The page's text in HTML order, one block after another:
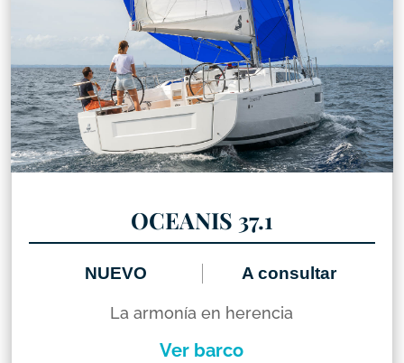
OCEANIS 37.1
NUEVO A consultar
La armonía en herencia
Ver barco